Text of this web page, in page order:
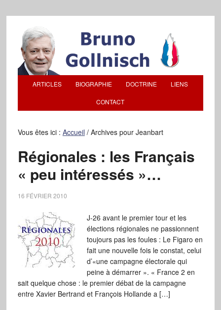
ARTICLES BIOGRAPHIE DOCTRINE LIENS
CONTACT
Vous êtes ici : Accueil /Archives pour Jeanbart
Régionales : les Français
« peu intéressés »…
16 FÉVRIER 2010
J-26 avant le premier tour et les
élections régionales ne passionnent
toujours pas les foules : Le Figaro en
fait une nouvelle fois le constat, celui
d’«une campagne électorale qui
peine à démarrer ». « France 2 en
sait quelque chose : le premier débat de la campagne
entre Xavier Bertrand et François Hollande a […]